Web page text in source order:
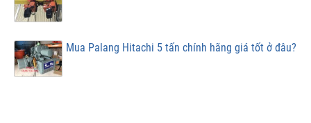
Mua Palang Hitachi 5 tấn chính hãng giá tốt ở đâu?